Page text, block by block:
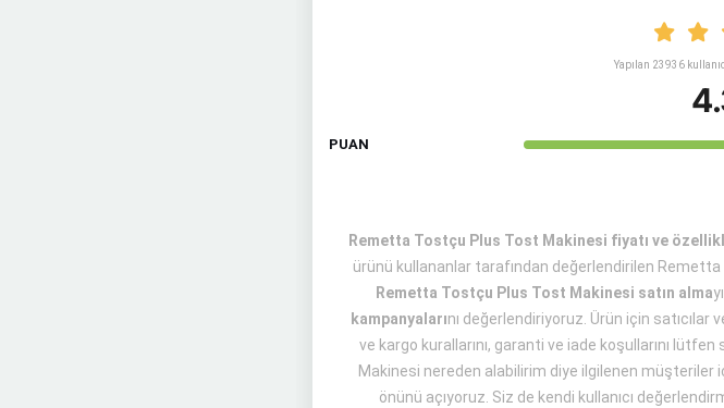
Yapılan 23936
PUAN
Remetta Tostçu Plus Tost Makinesi fiyatı ve
ürünü kullananlar tarafından değerlendirilen
Remetta Tostçu Plus Tost Makinesi satın alma
kampanyalarını değerlendiriyoruz. Ürün için
ve kargo kurallarını, garanti ve iade koşullarını
Makinesi nereden alabilirim diye ilgilenen müşteriler
önünü açıyoruz. Siz de kendi kullanıcı